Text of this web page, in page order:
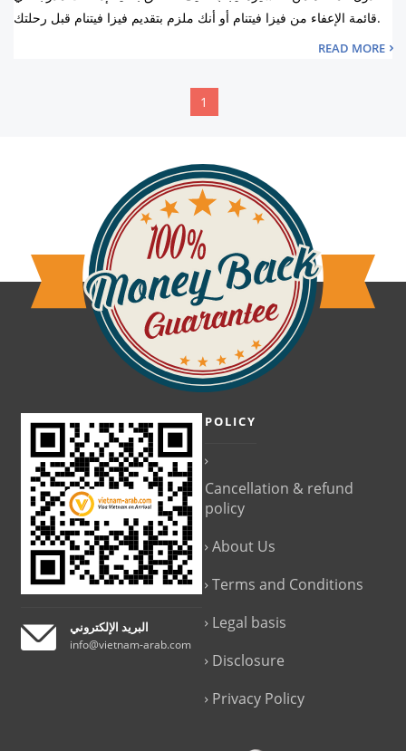
قائمة الإعفاء من فيزا فيتنام أو أنك ملزم بتقديم فيزا فيتنام قبل رحلتك.
READ MORE
1
البريد الإلكتروني
info@vietnam-arab.com
POLICY
Cancellation & refund
policy
About Us
Terms and Conditions
Legal basis
Disclosure
Privacy Policy